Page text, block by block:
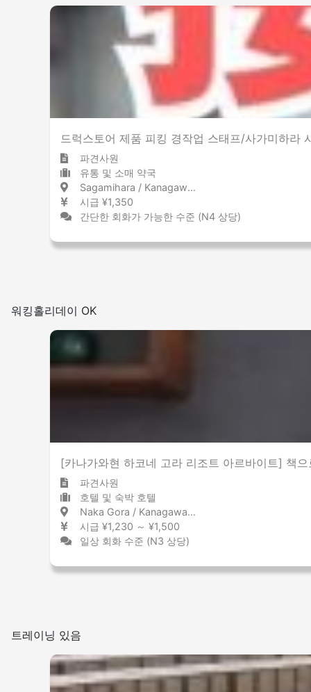
많은
드럭스토어 제품 피킹 경작업 스태프/사가미하라
파견사원
유통 및 소매 약국
Sagamihara / Kanagawa 相模原 / 神奈川県
시급 ¥1,350
간단한 회화가 가능한 수준 (N4 상당)
워킹홀리데이 OK
[카나가와현 하코네 고라 리조트 아르바이트] 책
파견사원
호텔 및 숙박 호텔
Naka Gora / Kanagawa 中強羅 / 神奈川県
시급 ¥1,230 ～ ¥1,500
일상 회화 수준 (N3 상당)
트레이닝 있음